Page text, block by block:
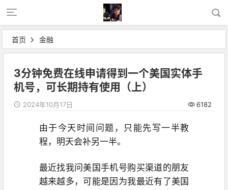
首页 金融
3分钟免费在线申请得到一个美国实体手
机号，可长期持有使用（上）
2024年10月17日 6182
由于今天时间问题，只能先写一半教
程，明天会补另一半。
最近找我问美国手机号购买渠道的朋友
越来越多，可能是因为我最近有了美国